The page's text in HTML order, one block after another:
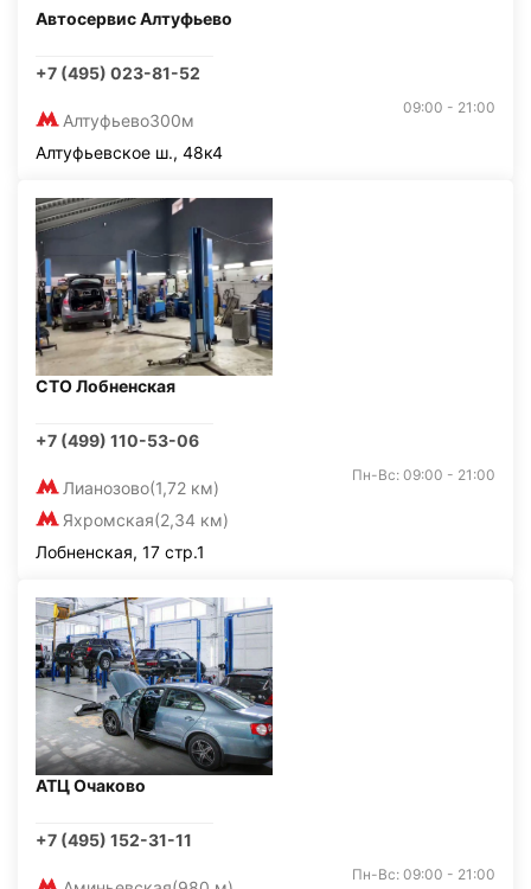
Автосервис Алтуфьево
+7 (495) 023-81-52
Алтуфьево300м
09:00 - 21:00
Алтуфьевское ш., 48к4
СТО Лобненская
+7 (499) 110-53-06
Лианозово(1,72 км)
Яхромская(2,34 км)
Пн-Вс: 09:00 - 21:00
Лобненская, 17 стр.1
АТЦ Очаково
+7 (495) 152-31-11
Пн-Вс: 09:00 - 21:00